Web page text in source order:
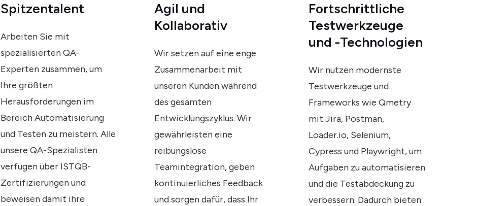
Spitzentalent
Arbeiten Sie mit
spezialisierten QA-
Experten zusammen, um
Ihre größten
Herausforderungen im
Bereich Automatisierung
und Testen zu meistern. Alle
unsere QA-Spezialisten
verfügen über ISTQB-
Zertifizierungen und
beweisen damit ihre
Agil und
Kollaborativ
Wir setzen auf eine enge
Zusammenarbeit mit
unseren Kunden während
des gesamten
Entwicklungszyklus. Wir
gewährleisten eine
reibungslose
Teamintegration, geben
kontinuierliches Feedback
und sorgen dafür, dass Ihr
Fortschrittliche
Testwerkzeuge
und -technologien
Wir nutzen modernste
Testwerkzeuge und
Frameworks wie Qmetry
mit Jira, Postman,
Loader.io, Selenium,
Cypress und Playwright, um
Aufgaben zu automatisieren
und die Testabdeckung zu
verbessern. Dadurch bieten